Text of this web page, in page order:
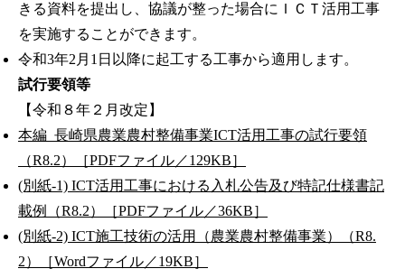
きる資料を提出し、協議が整った場合にＩＣＴ活用工事
を実施することができます。
令和3年2月1日以降に起工する工事から適用します。
試行要領等
【令和８年２月改定】
本編_長崎県農業農村整備事業ICT活用工事の試行要領
（R8.2）［PDFファイル／129KB］
(別紙-1) ICT活用工事における入札公告及び特記仕様書記
載例（R8.2）［PDFファイル／36KB］
(別紙-2) ICT施工技術の活用（農業農村整備事業）（R8.
2）［Wordファイル／19KB］